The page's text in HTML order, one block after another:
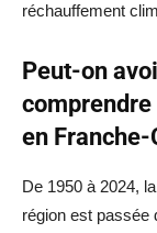
réchauffement
Peut-on
en Franche-
De 1950 à 2024,
région est passée